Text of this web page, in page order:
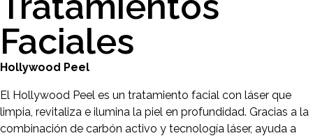
Faciales
Hollywood Peel
El Hollywood Peel es un tratamiento facial con láser que
limpia, revitaliza e ilumina la piel en profundidad. Gracias a la
combinación de carbón activo y tecnología láser, ayuda a